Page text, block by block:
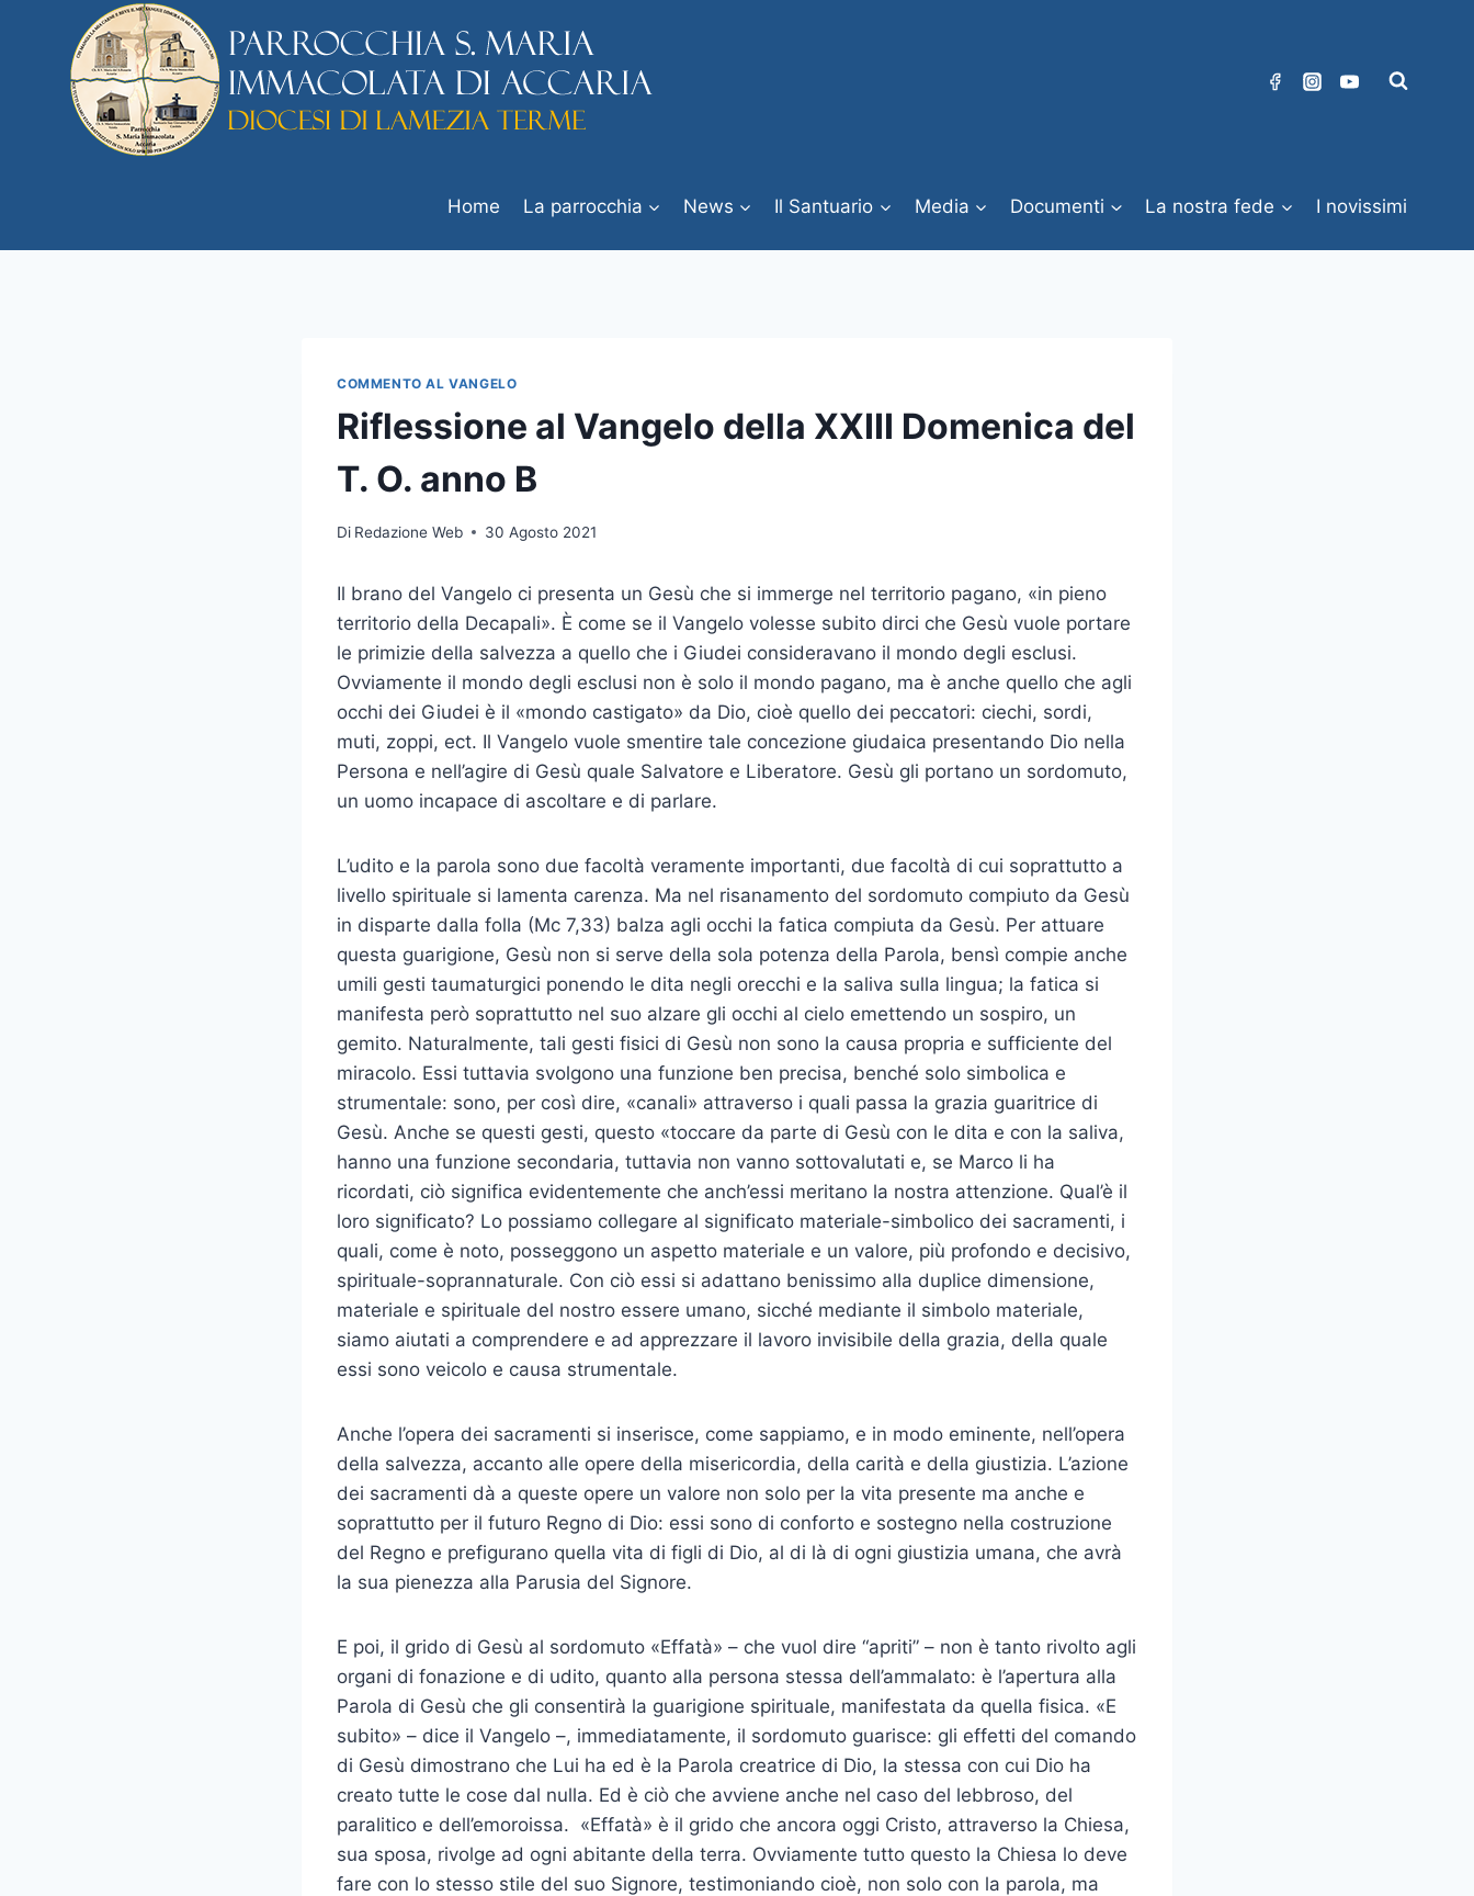
Home La parrocchia News Il Santuario Media Documenti La nostra fede I novissimi
COMMENTO AL VANGELO
Riflessione al Vangelo della XXIII Domenica del
T. O. anno B
Di Redazione Web 30 Agosto 2021
Il brano del Vangelo ci presenta un Gesù che si immerge nel territorio pagano, «in pieno
territorio della Decapali». È come se il Vangelo volesse subito dirci che Gesù vuole portare
le primizie della salvezza a quello che i Giudei consideravano il mondo degli esclusi.
Ovviamente il mondo degli esclusi non è solo il mondo pagano, ma è anche quello che agli
occhi dei Giudei è il «mondo castigato» da Dio, cioè quello dei peccatori: ciechi, sordi,
muti, zoppi, ect. Il Vangelo vuole smentire tale concezione giudaica presentando Dio nella
Persona e nell’agire di Gesù quale Salvatore e Liberatore. Gesù gli portano un sordomuto,
un uomo incapace di ascoltare e di parlare.
L’udito e la parola sono due facoltà veramente importanti, due facoltà di cui soprattutto a
livello spirituale si lamenta carenza. Ma nel risanamento del sordomuto compiuto da Gesù
in disparte dalla folla (Mc 7,33) balza agli occhi la fatica compiuta da Gesù. Per attuare
questa guarigione, Gesù non si serve della sola potenza della Parola, bensì compie anche
umili gesti taumaturgici ponendo le dita negli orecchi e la saliva sulla lingua; la fatica si
manifesta però soprattutto nel suo alzare gli occhi al cielo emettendo un sospiro, un
gemito. Naturalmente, tali gesti fisici di Gesù non sono la causa propria e sufficiente del
miracolo. Essi tuttavia svolgono una funzione ben precisa, benché solo simbolica e
strumentale: sono, per così dire, «canali» attraverso i quali passa la grazia guaritrice di
Gesù. Anche se questi gesti, questo «toccare da parte di Gesù con le dita e con la saliva,
hanno una funzione secondaria, tuttavia non vanno sottovalutati e, se Marco li ha
ricordati, ciò significa evidentemente che anch’essi meritano la nostra attenzione. Qual’è il
loro significato? Lo possiamo collegare al significato materiale-simbolico dei sacramenti, i
quali, come è noto, posseggono un aspetto materiale e un valore, più profondo e decisivo,
spirituale-soprannaturale. Con ciò essi si adattano benissimo alla duplice dimensione,
materiale e spirituale del nostro essere umano, sicché mediante il simbolo materiale,
siamo aiutati a comprendere e ad apprezzare il lavoro invisibile della grazia, della quale
essi sono veicolo e causa strumentale.
Anche l’opera dei sacramenti si inserisce, come sappiamo, e in modo eminente, nell’opera
della salvezza, accanto alle opere della misericordia, della carità e della giustizia. L’azione
dei sacramenti dà a queste opere un valore non solo per la vita presente ma anche e
soprattutto per il futuro Regno di Dio: essi sono di conforto e sostegno nella costruzione
del Regno e prefigurano quella vita di figli di Dio, al di là di ogni giustizia umana, che avrà
la sua pienezza alla Parusia del Signore.
E poi, il grido di Gesù al sordomuto «Effatà» – che vuol dire “apriti” – non è tanto rivolto agli
organi di fonazione e di udito, quanto alla persona stessa dell’ammalato: è l’apertura alla
Parola di Gesù che gli consentirà la guarigione spirituale, manifestata da quella fisica. «E
subito» – dice il Vangelo –, immediatamente, il sordomuto guarisce: gli effetti del comando
di Gesù dimostrano che Lui ha ed è la Parola creatrice di Dio, la stessa con cui Dio ha
creato tutte le cose dal nulla. Ed è ciò che avviene anche nel caso del lebbroso, del
paralitico e dell’emoroissa. «Effatà» è il grido che ancora oggi Cristo, attraverso la Chiesa,
sua sposa, rivolge ad ogni abitante della terra. Ovviamente tutto questo la Chiesa lo deve
fare con lo stesso stile del suo Signore, testimoniando cioè, non solo con la parola, ma